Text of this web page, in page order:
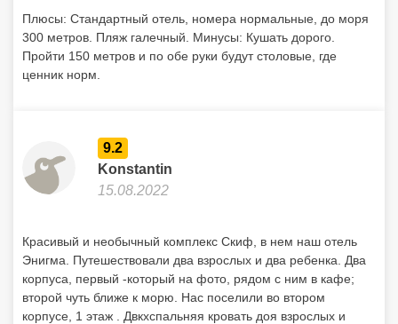
Плюсы: Стандартный отель, номера нормальные, до моря
300 метров. Пляж галечный. Минусы: Кушать дорого.
Пройти 150 метров и по обе руки будут столовые, где
ценник норм.
9.2
Konstantin
15.08.2022
Красивый и необычный комплекс Скиф, в нем наш отель
Энигма. Путешествовали два взрослых и два ребенка. Два
корпуса, первый -который на фото, рядом с ним в кафе;
второй чуть ближе к морю. Нас поселили во втором
корпусе, 1 этаж . Двкхспальняя кровать доя взрослых и